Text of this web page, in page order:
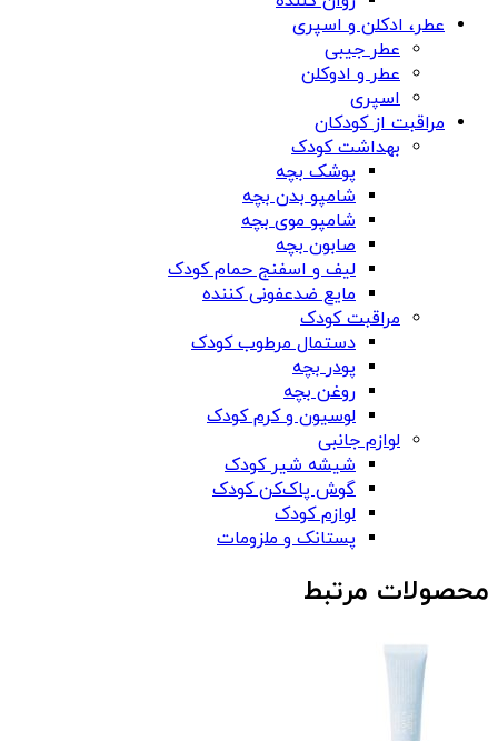
عطر، ادکلن و اسپری
عطر جیبی
عطر و ادوکلن
اسپری
مراقبت از کودکان
بهداشت کودک
پوشک بچه
شامپو بدن بچه
شامپو موی بچه
صابون بچه
لیف و اسفنج حمام کودک
مایع ضدعفونی کننده
مراقبت کودک
دستمال مرطوب کودک
پودر بچه
روغن بچه
لوسیون و کرم کودک
لوازم جانبی
شیشه شیر کودک
گوش پاک‌کن کودک
لوازم کودک
پستانک و ملزومات
محصولات مرتبط